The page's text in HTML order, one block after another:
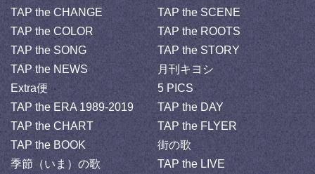
TAP the CHANGE
TAP the SCENE
TAP the COLOR
TAP the ROOTS
TAP the SONG
TAP the STORY
TAP the NEWS
月刊キヨシ
Extra便
5 PICS
TAP the ERA 1989-2019
TAP the DAY
TAP the CHART
TAP the FLYER
TAP the BOOK
街の歌
季節（いま）の歌
TAP the LIVE